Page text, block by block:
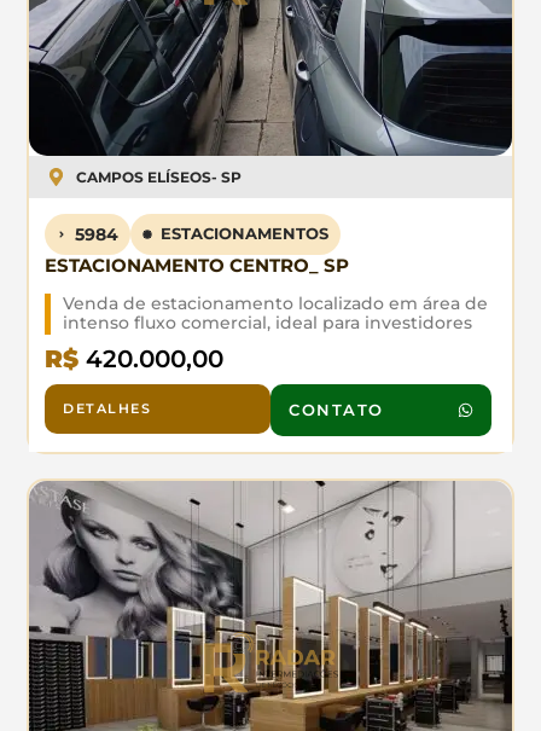
CAMPOS ELÍSEOS- SP
5984 ESTACIONAMENTOS
ESTACIONAMENTO CENTRO_ SP
Venda de estacionamento localizado em área de
intenso fluxo comercial, ideal para investidores
que buscam um negócio consolidado com alta
demanda. O ponto oferece visibilidade
privilegiada e fácil acesso, atendendo a um
público diário de cliente e serviço Agende sua
visita e avalie pessoalmente.
R$ 420.000,00
DETALHES CONTATO